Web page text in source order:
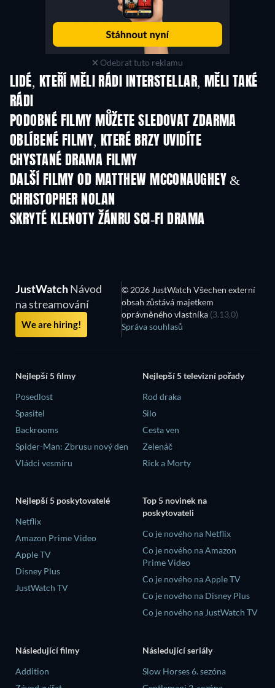
Odebrat tuto reklamu
LIDÉ, KTEŘÍ MĚLI RÁDI INTERSTELLAR, MĚLI TAKÉ
RÁDI
PODOBNÉ FILMY MŮŽETE SLEDOVAT ZDARMA
OBLÍBENÉ FILMY, KTERÉ BRZY UVIDÍTE
CHYSTANÉ DRAMA FILMY
DALŠÍ FILMY OD MATTHEW MCCONAUGHEY &
CHRISTOPHER NOLAN
SKRYTÉ KLENOTY ŽÁNRU SCI-FI DRAMA
JustWatchNávod
na streamování
We are hiring!
© 2026 JustWatch Všechen externí
obsah zůstává majetkem
oprávněného vlastníka (3.13.0)
Správa souhlasů
Nejlepší 5 filmy
Posedlost
Spasitel
Backrooms
Spider-Man: Zbrusu nový den
Vládci vesmíru
Nejlepší 5 televizní pořady
Rod draka
Silo
Cesta ven
Zelenáč
Rick a Morty
Nejlepší 5 poskytovatelé
Netflix
Amazon Prime Video
Apple TV
Disney Plus
JustWatch TV
Top 5 novinek na
poskytovateli
Co je nového na Netflix
Co je nového na Amazon
Prime Video
Co je nového na Apple TV
Co je nového na Disney Plus
Co je nového na JustWatch TV
Následující filmy
Addition
Následující seriály
Slow Horses 6. sezóna